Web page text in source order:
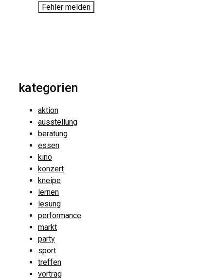
Fehler melden
kategorien
aktion
ausstellung
beratung
essen
kino
konzert
kneipe
lernen
lesung
performance
markt
party
sport
treffen
vortrag